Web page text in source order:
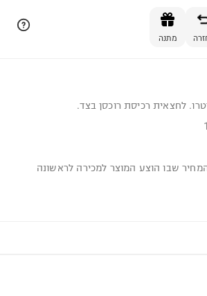
מתנה
לחצאית רכיסת רוכסן בצד.
שבו הוצע המוצר למכירה לראשונה